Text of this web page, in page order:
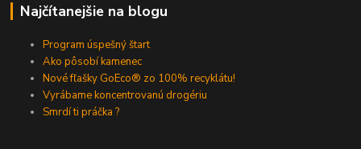
Najčítanejšie na blogu
Program úspešný štart
Ako pôsobí kamenec
Nové fľašky GoEco® zo 100% recyklátu!
Vyrábame koncentrovanú drogériu
Smrdí ti práčka ?